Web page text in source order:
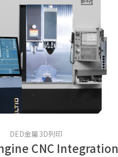
DED金屬3D列印
CNC Integration